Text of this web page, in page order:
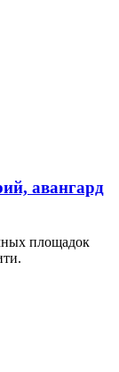
авангард
площадок